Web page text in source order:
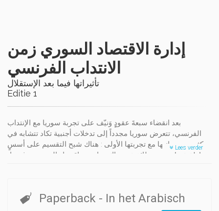
إدارة الاقتصاد السوري زمن
الانتداب الفرنسي
تأثيراتها فيما بعد الإستقلال
Editie 1
بعد انقضاء سبعةَ عقودٍٍ وَنيّف على تجربة سوريا مع الإنتداب
الفرنسي، تتعرض سوريا مجدداً إلى تدخلات أجنبية تكاد تتشابه في
كثير من جوانبها مع تجربتها الأولى : هناك شبح التقسيم على أسسٍ
مناطقية، بل وحتى طائفية. وهناك تجارب « إقتصاد الحرب » وغيرها،
يعود لإكتشافها من خلال إستعراض الإدارة الاقتصادية لسوريا زمن
Lees verder
Paperback - In het Arabisch